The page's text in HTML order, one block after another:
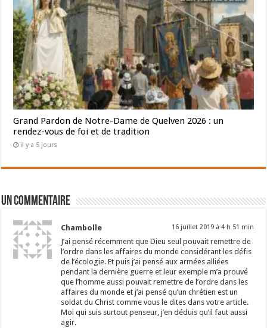
Grand Pardon de Notre-Dame de Quelven 2026 : un
rendez-vous de foi et de tradition
il y a 5 jours
Un commentaire
Chambolle 16 juillet 2019 à 4 h 51 min
J’ai pensé récemment que Dieu seul pouvait remettre de
l’ordre dans les affaires du monde considérant les défis
de l’écologie. Et puis j’ai pensé aux armées alliées
pendant la dernière guerre et leur exemple m’a prouvé
que l’homme aussi pouvait remettre de l’ordre dans les
affaires du monde et j’ai pensé qu’un chrétien est un
soldat du Christ comme vous le dites dans votre article.
Moi qui suis surtout penseur, j’en déduis qu’il faut aussi
agir.